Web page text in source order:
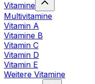
Vitamine
Multivitamine
Vitamin A
Vitamine B
Vitamin C
Vitamin D
Vitamin E
Weitere Vitamine